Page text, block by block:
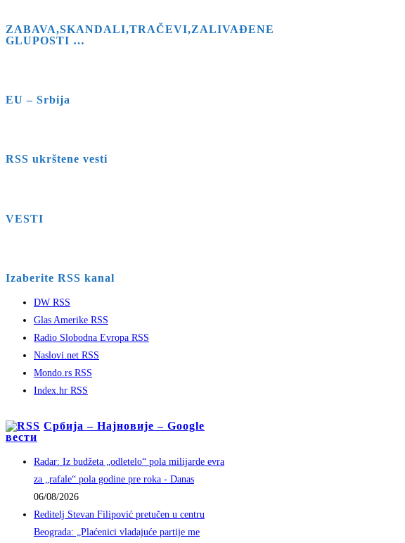
ZABAVA,SKANDALI,TRAČEVI,ZALIVAĐENE
GLUPOSTI …
EU – Srbija
RSS ukrštene vesti
VESTI
Izaberite RSS kanal
DW RSS
Glas Amerike RSS
Radio Slobodna Evropa RSS
Naslovi.net RSS
Mondo.rs RSS
Index.hr RSS
Србија – Најновије – Google
вести
Radar: Iz budžeta „odletelo“ pola milijarde evra
za „rafale“ pola godine pre roka - Danas
06/08/2026
Reditelj Stevan Filipović pretučen u centru
Beograda: „Plaćenici vladajuće partije me